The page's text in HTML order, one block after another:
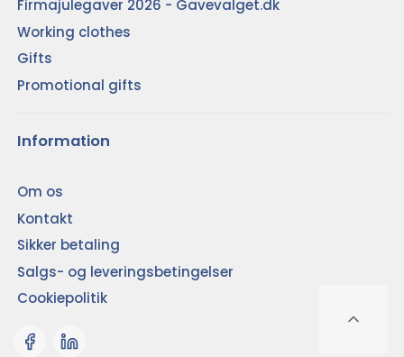
Firmajulegaver 2026 - Gavevalget.dk
Working clothes
Gifts
Promotional gifts
Information
Om os
Kontakt
Sikker betaling
Salgs- og leveringsbetingelser
Cookiepolitik